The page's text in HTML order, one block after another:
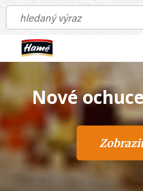
paštiky
více